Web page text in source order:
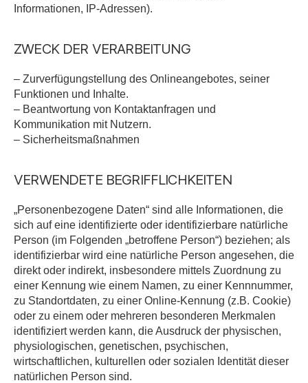
Informationen, IP-Adressen).
ZWECK DER VERARBEITUNG
– Zurverfügungstellung des Onlineangebotes, seiner
Funktionen und Inhalte.
– Beantwortung von Kontaktanfragen und
Kommunikation mit Nutzern.
– Sicherheitsmaßnahmen
VERWENDETE BEGRIFFLICHKEITEN
„Personenbezogene Daten“ sind alle Informationen, die
sich auf eine identifizierte oder identifizierbare natürliche
Person (im Folgenden „betroffene Person“) beziehen; als
identifizierbar wird eine natürliche Person angesehen, die
direkt oder indirekt, insbesondere mittels Zuordnung zu
einer Kennung wie einem Namen, zu einer Kennnummer,
zu Standortdaten, zu einer Online-Kennung (z.B. Cookie)
oder zu einem oder mehreren besonderen Merkmalen
identifiziert werden kann, die Ausdruck der physischen,
physiologischen, genetischen, psychischen,
wirtschaftlichen, kulturellen oder sozialen Identität dieser
natürlichen Person sind.